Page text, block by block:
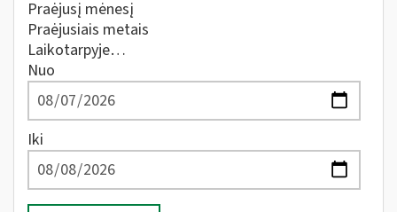
Praėjusį mėnesį
Praėjusiais metais
Laikotarpyje…
Nuo
Iki